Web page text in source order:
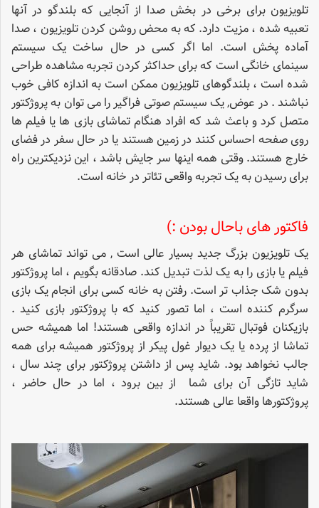
تلویزیون برای برخی در بخش صدا از آنجایی که بلندگو در آنها
تعبیه شده ، مزیت دارد. که به محض روشن کردن تلویزیون ، صدا
آماده پخش است. اما اگر کسی در حال ساخت یک سیستم
سینمای خانگی است که برای حداکثر کردن تجربه مشاهده طراحی
شده است ، بلندگوهای تلویزیون ممکن است به اندازه کافی خوب
نباشند . در عوض, یک سیستم صوتی فراگیر را می توان به پروژکتور
متصل کرد و باعث شد که افراد هنگام تماشای بازی ها یا فیلم ها
روی صفحه احساس کنند در زمین هستند یا در حال سفر در فضای
خارج هستند. وقتی همه اینها سر جایش باشد ، این نزدیکترین راه
برای رسیدن به یک تجربه واقعی تئاتر در خانه است.
فاکتور های باحال بودن :)
یک تلویزیون بزرگ جدید بسیار عالی است , می تواند تماشای هر
فیلم یا بازی را به یک لذت تبدیل کند. صادقانه بگویم ، اما پروژکتور
بدون شک جذاب تر است. رفتن به خانه کسی برای انجام یک بازی
سرگرم کننده است ، اما تصور کنید که با پروژکتور بازی کنید .
بازیکنان فوتبال تقریباً در اندازه واقعی هستند! اما همیشه حس
تماشا از پرده یا یک دیوار غول پیکر از پروژکتور همیشه برای همه
جالب نخواهد بود. شاید پس از داشتن پروژکتور برای چند سال ،
شاید تازگی آن برای شما از بین برود ، اما در حال حاضر ،
پروژکتورها واقعا عالی هستند.